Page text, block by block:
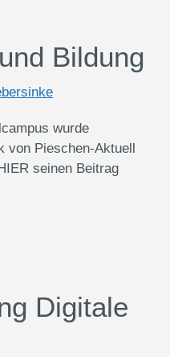
Bildung
wurde
von Pieschen-Aktuell
seinen Beitrag
Digitale